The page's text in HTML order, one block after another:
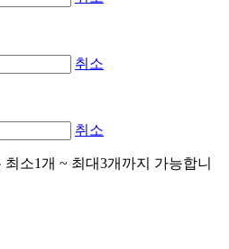
취소
취소
소1개 ~ 최대3개까지 가능합니